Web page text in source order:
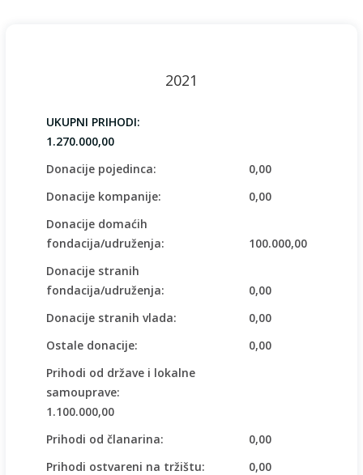
2021
UKUPNI PRIHODI:
1.270.000,00
Donacije pojedinca:
0,00
Donacije kompanije:
0,00
Donacije domaćih
fondacija/udruženja:
100.000,00
Donacije stranih
fondacija/udruženja:
0,00
Donacije stranih vlada:
0,00
Ostale donacije:
0,00
Prihodi od države i lokalne
samouprave:
1.100.000,00
Prihodi od članarina:
0,00
Prihodi ostvareni na tržištu:
0,00